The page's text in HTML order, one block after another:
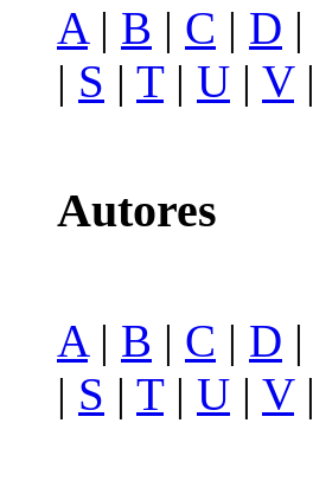
A | B | C | D |
| S | T| U | V|
Autores
A| B | C | D |
| S | T| U | V|